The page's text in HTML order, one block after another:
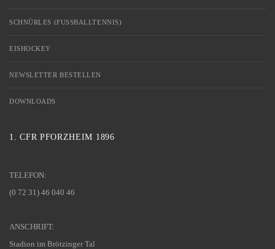
SCHNÜRLES (FUSSBALLTENNIS)
EISHOCKEY
NEWSLETTER BESTELLEN
DOWNLOADS
1. CFR PFORZHEIM 1896
TELEFON:
(0 72 31) 46 040 46
ANSCHRIFT:
Stadion im Brötzinger Tal